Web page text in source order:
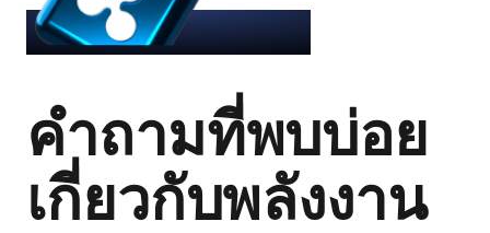
คำถามที่พบบ่อย
เกี่ยวกับพลังงาน